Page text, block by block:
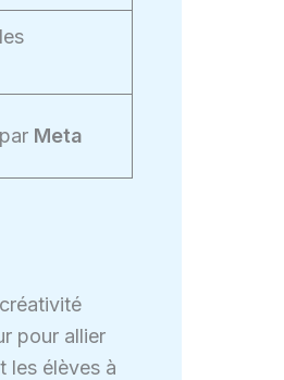
Meta
pour allier
les élèves à